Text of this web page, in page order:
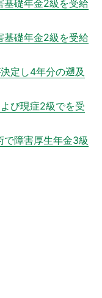
基礎年金2級を受給
基礎年金2級を受給
定し4年分の遡及
び現症2級でを受
障害厚生年金3級